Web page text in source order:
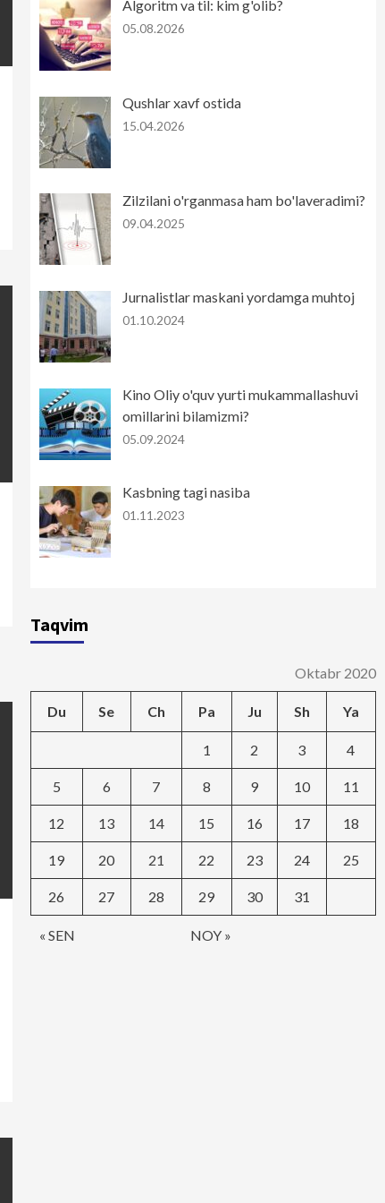
Algoritm va til: kim g'olib?
05.08.2026
Qushlar xavf ostida
15.04.2026
Zilzilani o'rganmasa ham bo'laveradimi?
09.04.2025
Jurnalistlar maskani yordamga muhtoj
01.10.2024
Kino Oliy o'quv yurti mukammallashuvi
omillarini bilamizmi?
05.09.2024
Kasbning tagi nasiba
01.11.2023
Taqvim
Oktabr 2020
Du Se Ch Pa Ju Sh Ya
« SEN NOY »
1 2 3 4
5 6 7 8 9 10 11
12 13 14 15 16 17 18
19 20 21 22 23 24 25
26 27 28 29 30 31